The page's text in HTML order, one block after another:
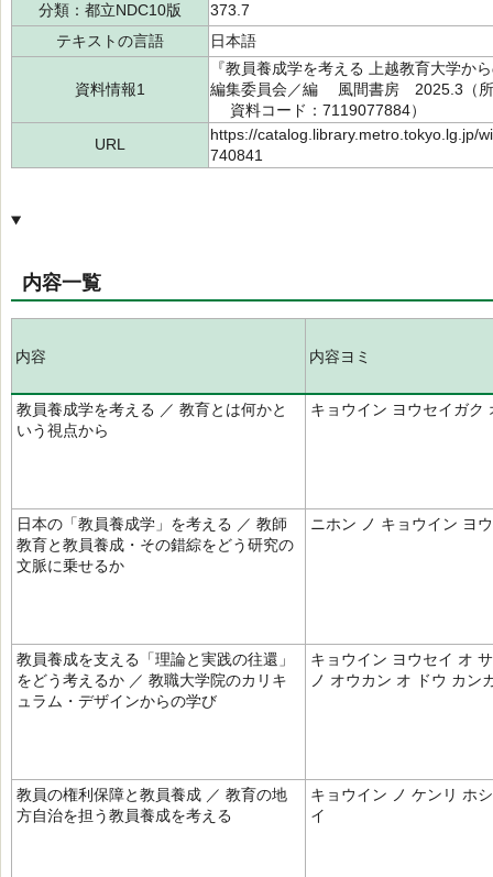
分類：都立NDC10版
373.7
テキストの言語
日本語
資料情報1
『教員養成学を考える 上越教育大学
編集委員会／編 風間書房 2025.3（
資料コード：7119077884）
URL
https://catalog.library.metro.tokyo.lg.jp/
740841
内容一覧
内容 内容ヨミ
教員養成学を考える ／ 教育とは何かと
いう視点から
キョウイン ヨウセイガク
日本の「教員養成学」を考える ／ 教師
教育と教員養成・その錯綜をどう研究の
文脈に乗せるか
ニホン ノ キョウイン ヨ
教員養成を支える「理論と実践の往還」
をどう考えるか ／ 教職大学院のカリキ
ュラム・デザインからの学び
キョウイン ヨウセイ オ
ノ オウカン オ ドウ カン
教員の権利保障と教員養成 ／ 教育の地
方自治を担う教員養成を考える
キョウイン ノ ケンリ ホ
イ